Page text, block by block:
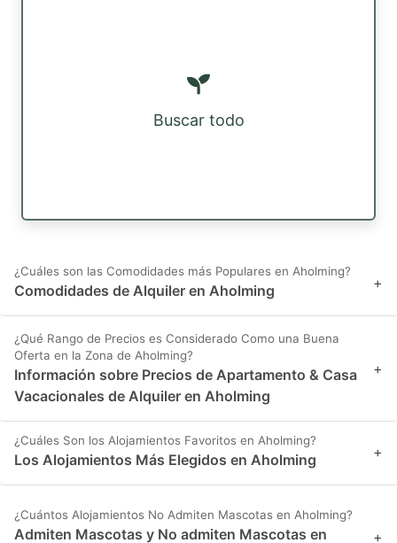
Buscar todo
¿Cuáles son las Comodidades más Populares en Aholming?
Comodidades de Alquiler en Aholming +
¿Qué Rango de Precios es Considerado Como una Buena
Oferta en la Zona de Aholming?
Información sobre Precios de Apartamento & Casa
Vacacionales de Alquiler en Aholming
+
¿Cuáles Son los Alojamientos Favoritos en Aholming?
Los Alojamientos Más Elegidos en Aholming +
¿Cuántos Alojamientos No Admiten Mascotas en Aholming?
Admiten Mascotas y No admiten Mascotas en
+